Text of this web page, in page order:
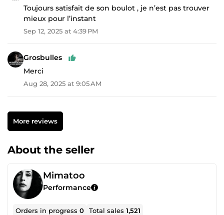
Toujours satisfait de son boulot , je n’est pas trouver
mieux pour l’instant
Sep 12, 2025 at 4:39 PM
Grosbulles
Merci
Aug 28, 2025 at 9:05 AM
More reviews
About the seller
Mimatoo
Performance
Orders in progress0 Total sales1,521